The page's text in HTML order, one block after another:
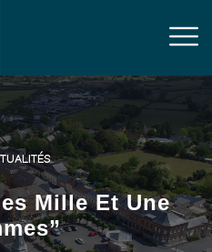
Mille Et Une